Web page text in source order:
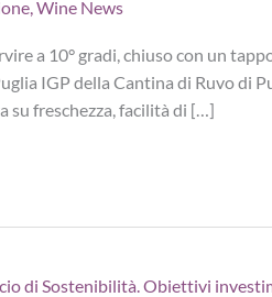
,Wine News
a 10° gradi, chiuso con un
IGP della Cantina di Ruvo di
su freschezza, facilità di […]